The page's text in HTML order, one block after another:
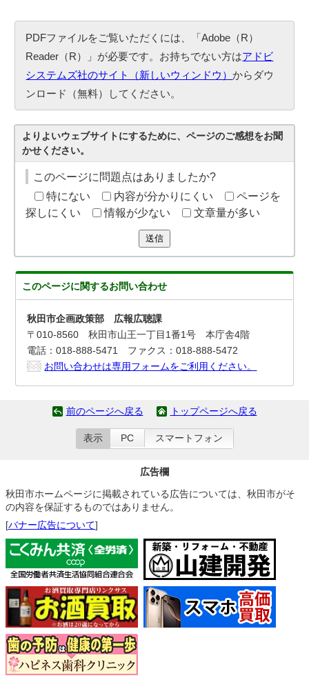
PDFファイルをご覧いただくには、「Adobe（R）
Reader（R）」が必要です。お持ちでない方はアドビ
システムズ社のサイト（新しいウィンドウ）からダウ
ンロード（無料）してください。
よりよいウェブサイトにするために、ページのご感想をお聞
かせください。
このページに問題点はありましたか?
特にない
内容が分かりにくい
ページを
探しにくい
情報が少ない 文章量が多い
送信
このページに関するお問い合わせ
秋田市企画政策部 広報広聴課
〒010-8560 秋田市山王一丁目1番1号 本庁舎4階
電話：018-888-5471 ファクス：018-888-5472
お問い合わせは専用フォームをご利用ください。
前のページへ戻る トップページへ戻る
表示 PC スマートフォン
広告欄
秋田市ホームページに掲載されている広告については、秋田市がそ
の内容を保証するものではありません。
[バナー広告について]